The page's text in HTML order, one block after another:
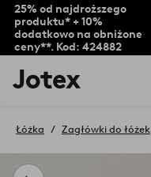
25% od najdroższego
produktu* + 10%
dodatkowo na obniżone
ceny**. Kod: 424882
Logo
Jotex
na
stronę
Łóżka Zagłówki do łóżek